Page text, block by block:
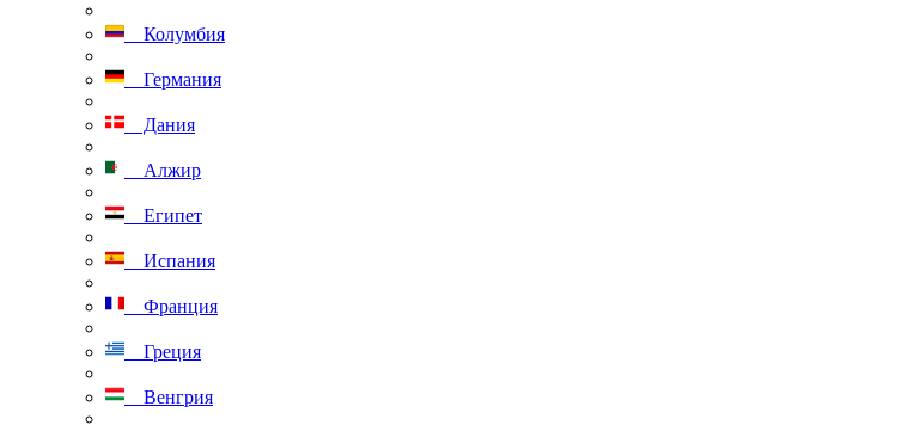
Колумбия
Германия
Дания
Алжир
Египет
Испания
Франция
Греция
Венгрия